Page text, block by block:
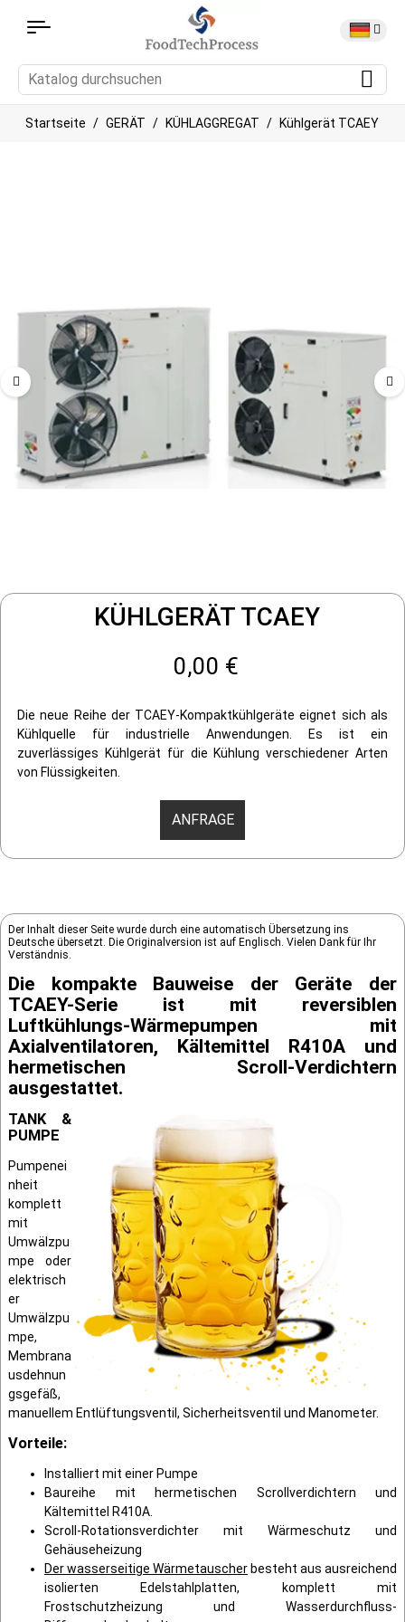
Startseite GERÄT KÜHLAGGREGAT Kühlgerät TCAEY
KÜHLGERÄT TCAEY
0,00 €
Die neue Reihe der TCAEY-Kompaktkühlgeräte eignet sich als
Kühlquelle für industrielle Anwendungen. Es ist ein
zuverlässiges Kühlgerät für die Kühlung verschiedener Arten
von Flüssigkeiten.
ANFRAGE
Der Inhalt dieser Seite wurde durch eine automatisch Übersetzung ins
Deutsche übersetzt. Die Originalversion ist auf Englisch. Vielen Dank für Ihr
Verständnis.
Die kompakte Bauweise der Geräte der
TCAEY-Serie ist mit reversiblen
Luftkühlungs-Wärmepumpen mit
Axialventilatoren, Kältemittel R410A und
hermetischen Scroll-Verdichtern
ausgestattet.
TANK &
PUMPE
Pumpenei
nheit
komplett
mit
Umwälzpu
mpe oder
elektrisch
er
Umwälzpu
mpe,
Membrana
usdehnun
gsgefäß,
manuellem Entlüftungsventil, Sicherheitsventil und Manometer.
Vorteile:
Installiert mit einer Pumpe
Baureihe mit hermetischen Scrollverdichtern und
Kältemittel R410A.
Scroll-Rotationsverdichter mit Wärmeschutz und
Gehäuseheizung
Der wasserseitige Wärmetauscher besteht aus ausreichend
isolierten Edelstahlplatten, komplett mit
Frostschutzheizung und Wasserdurchfluss-